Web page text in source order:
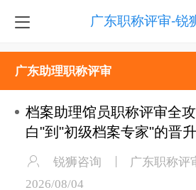
广东职称评审-锐
广东助理职称评审
档案助理馆员职称评审全
白"到"初级档案专家"的晋
锐狮咨询
广东职称评
2026/08/04